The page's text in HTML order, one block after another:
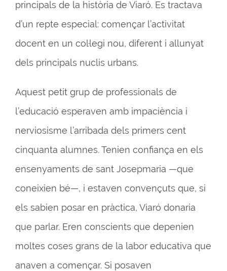
principals de la història de Viaró. Es tractava
d’un repte especial: començar l’activitat
docent en un col·legi nou, diferent i allunyat
dels principals nuclis urbans.
Aquest petit grup de professionals de
l’educació esperaven amb impaciència i
nerviosisme l’arribada dels primers cent
cinquanta alumnes. Tenien confiança en els
ensenyaments de sant Josepmaria —que
coneixien bé—, i estaven convençuts que, si
els sabien posar en pràctica, Viaró donaria
que parlar. Eren conscients que depenien
moltes coses grans de la labor educativa que
anaven a començar. Si posaven